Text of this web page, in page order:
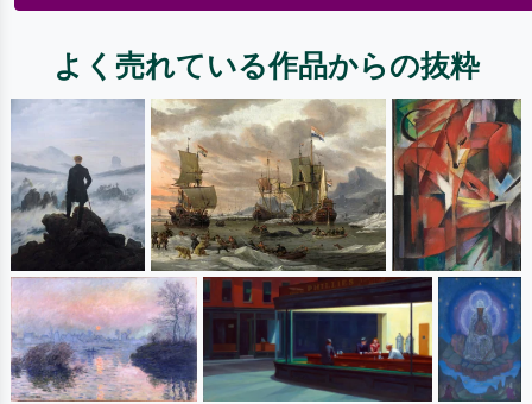
よく売れている作品からの抜粋